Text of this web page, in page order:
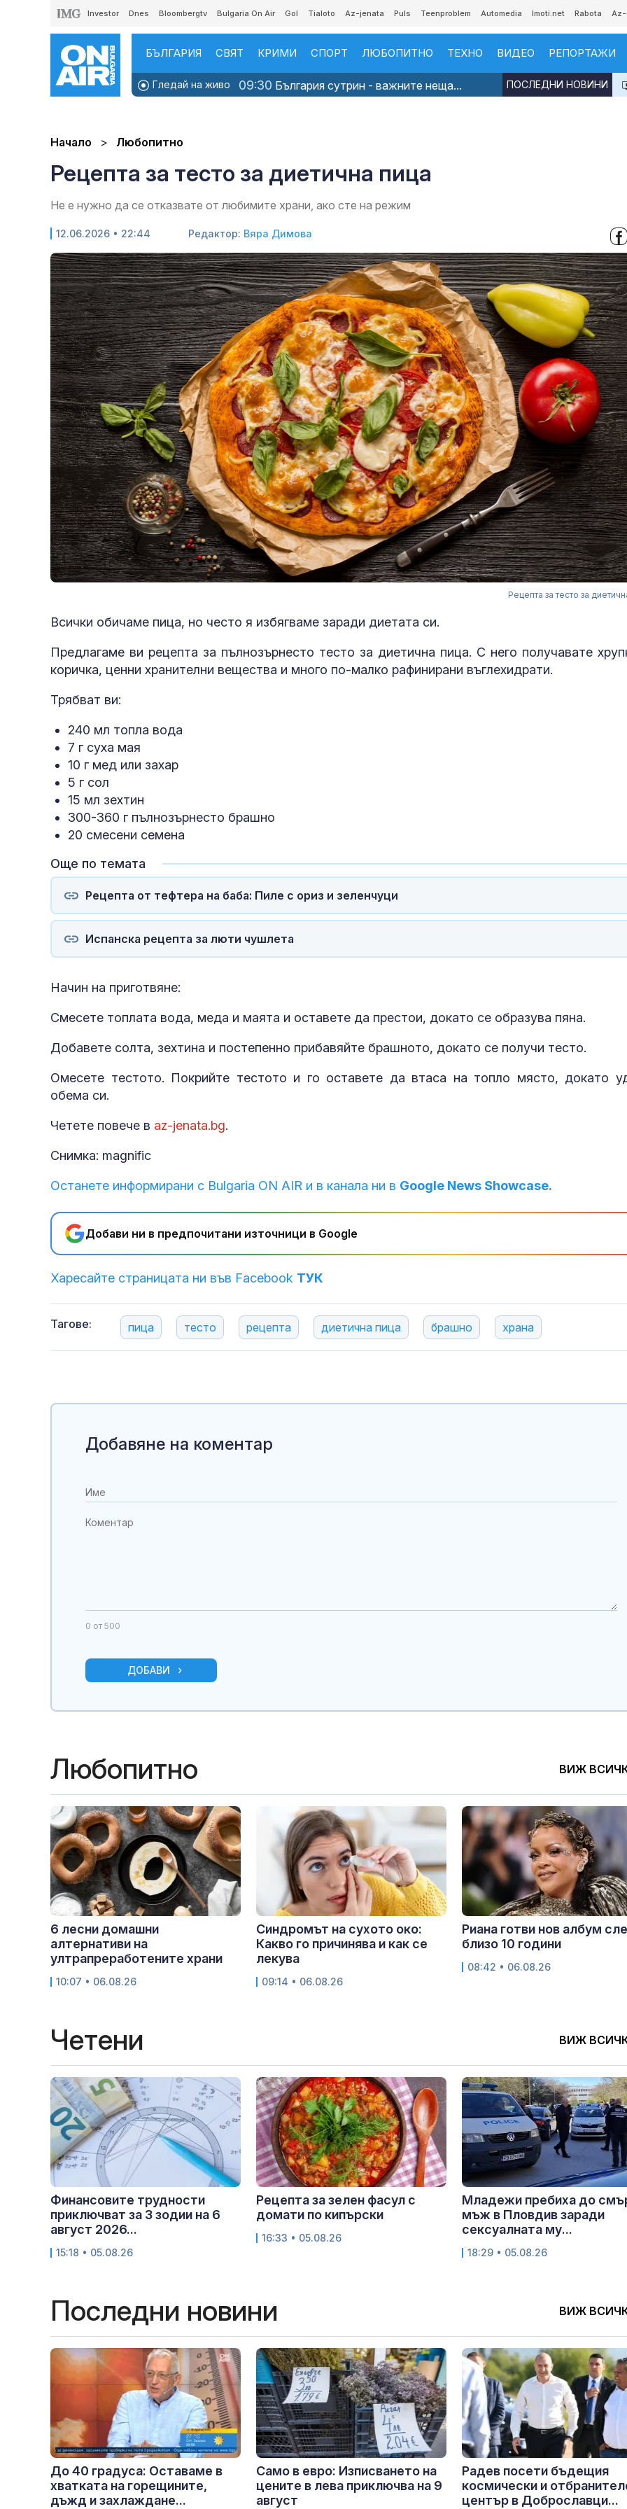
Investor Dnes Bloombergtv Bulgaria On Air Gol Tialoto Az-jenata Puls Teenproblem Automedia Imoti.net Rabota
БЪЛГАРИЯ СВЯТ КРИМИ СПОРТ ЛЮБОПИТНО ТЕХНО ВИДЕО РЕПОРТАЖИ
Гледай на живо 09:30 България сутрин - важните неща... ПОСЛЕДНИ НОВИНИ
Начало Любопитно
Рецепта за тесто за диетична пица
Не е нужно да се отказвате от любимите храни, ако сте на режим
12.06.2026 • 22:44 Редактор: Вяра Димова
Рецепта за тесто за
Всички обичаме пица, но често я избягваме заради диетата си.
Предлагаме ви рецепта за пълнозърнесто тесто за диетична пица. С него получавате
коричка, ценни хранителни вещества и много по-малко рафинирани въглехидрати.
Трябват ви:
240 мл топла вода
7 г суха мая
10 г мед или захар
5 г сол
15 мл зехтин
300-360 г пълнозърнесто брашно
20 смесени семена
Още по темата
Рецепта от тефтера на баба: Пиле с ориз и зеленчуци
Испанска рецепта за люти чушлета
Начин на приготвяне:
Смесете топлата вода, меда и маята и оставете да престои, докато се образува пяна.
Добавете солта, зехтина и постепенно прибавяйте брашното, докато се получи тесто.
Омесете тестото. Покрийте тестото и го оставете да втаса на топло място, докато
обема си.
Четете повече в az-jenata.bg.
Снимка: magnific
Останете информирани с Bulgaria ON AIR и в канала ни в Google News Showcase.
Добави ни в предпочитани източници в Google
Харесайте страницата ни във Facebook ТУК
Тагове: пица тесто рецепта диетична пица брашно храна
остава, а
марихуана в
Скандално:
Добавяне на коментар
0 от 500
ДОБАВИ
Любопитно ВИЖ
6 лесни домашни
алтернативи на
ултрапреработените храни
10:07 • 06.08.26
Синдромът на сухото око:
Какво го причинява и как се
лекува
09:14 • 06.08.26
Риана готви нов албум
близо 10 години
08:42 • 06.08.26
Четени ВИЖ
Финансовите трудности
приключват за 3 зодии на 6
август 2026...
15:18 • 05.08.26
Рецепта за зелен фасул с
домати по кипърски
16:33 • 05.08.26
Младежи пребиха до
мъж в Пловдив заради
сексуалната му...
18:29 • 05.08.26
Последни новини ВИЖ
До 40 градуса: Оставаме в
хватката на горещините,
дъжд и захлаждане...
Само в евро: Изписването на
цените в лева приключва на 9
август
Радев посети бъдещия
космически и
център в Доброславци...